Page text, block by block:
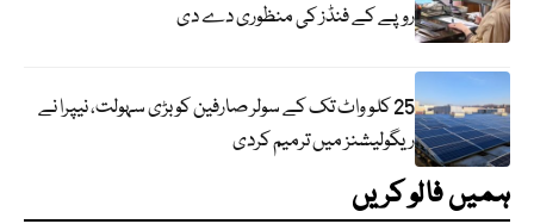
روپے کے فنڈز کی منظوری دے دی
25 کلو واٹ تک کے سولر صارفین کو بڑی سہولت، نیپرا نے
ریگولیشنز میں ترمیم کردی
ہمیں فالو کریں